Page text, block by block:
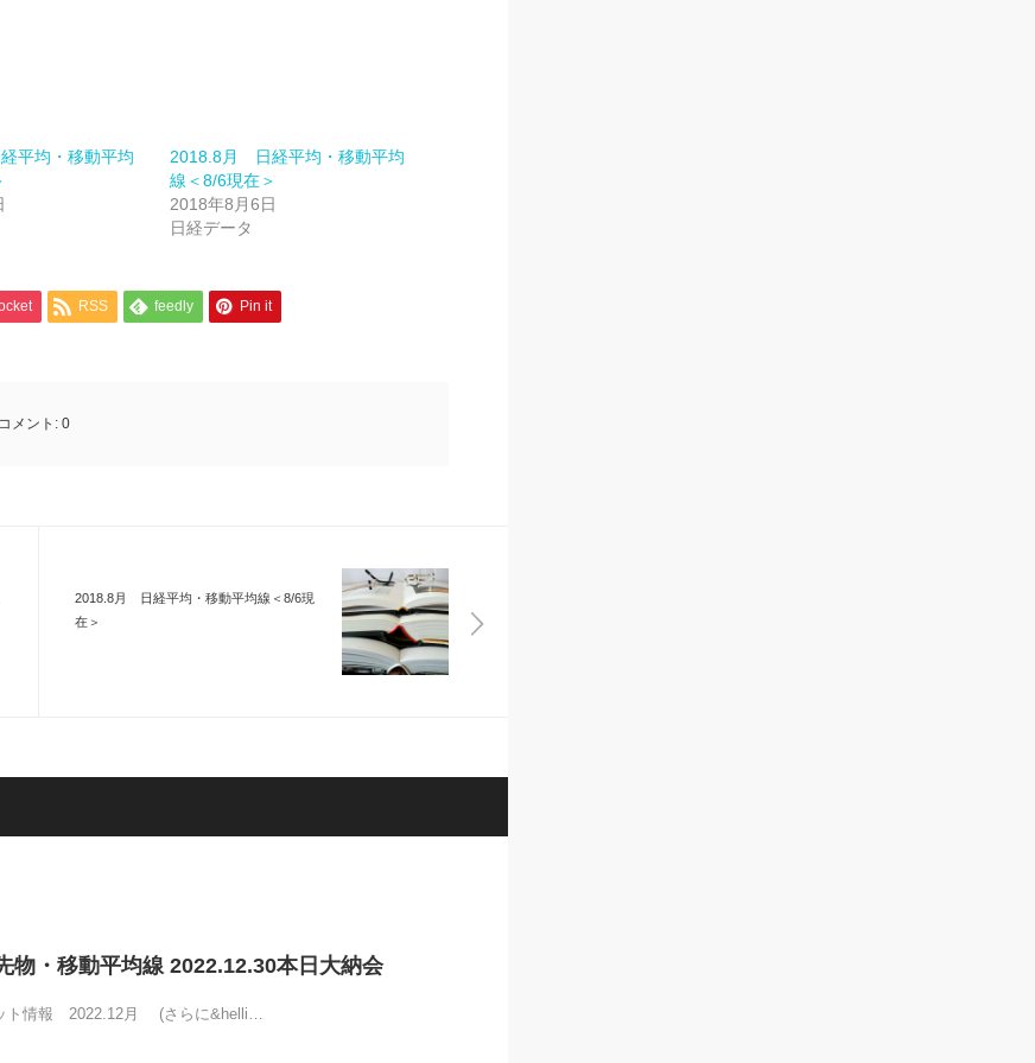
平均・移動平均
2018.8月 日経平均・移動平均
線＜8/6現在＞
2018年8月6日
日経データ
RSS feedly Pin it
コメント: 0
2018.8月 日経平均・移動平均線＜8/6現
在＞
物・移動平均線 2022.12.30本日大納会
ト情報 2022.12月 (さらに&helli…